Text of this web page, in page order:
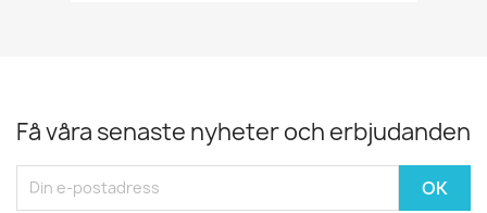
Få våra senaste nyheter och erbjudanden